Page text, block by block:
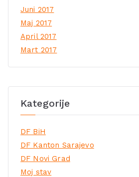
Juni 2017
Maj 2017
April 2017
Mart 2017
Kategorije
DF BiH
DF Kanton Sarajevo
DF Novi Grad
Moj stav